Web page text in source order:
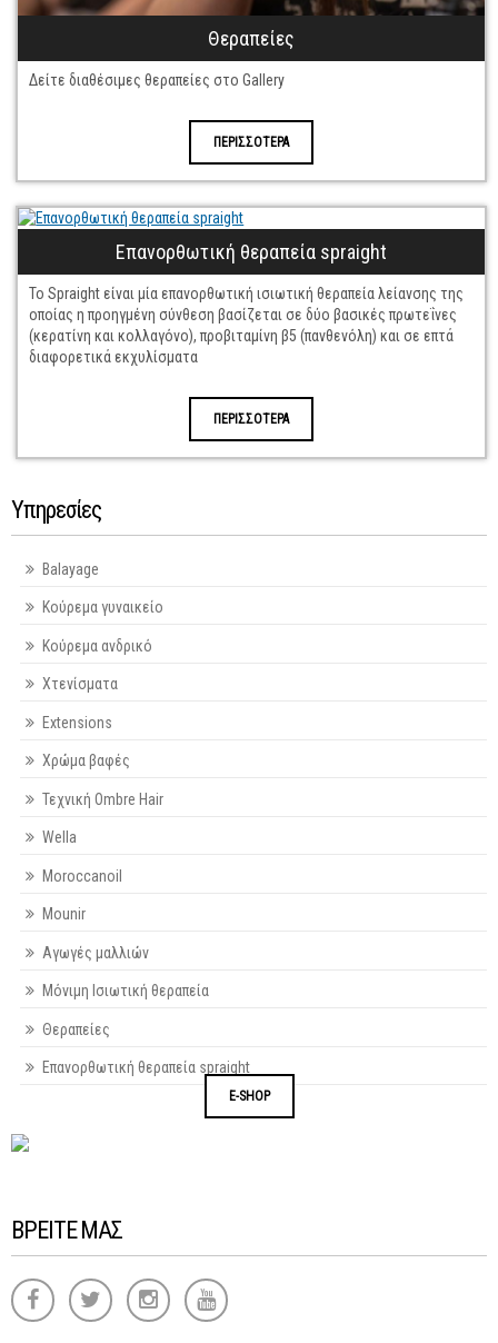
Θεραπείες
Δείτε διαθέσιμες θεραπείες στο Gallery
ΠΕΡΙΣΣΟΤΕΡΑ
Επανορθωτική θεραπεία spraight
Το Spraight είναι μία επανορθωτική ισιωτική θεραπεία λείανσης της
οποίας η προηγμένη σύνθεση βασίζεται σε δύο βασικές πρωτεΐνες
(κερατίνη και κολλαγόνο), προβιταμίνη β5 (πανθενόλη) και σε επτά
διαφορετικά εκχυλίσματα
ΠΕΡΙΣΣΟΤΕΡΑ
Υπηρεσίες
Balayage
Κούρεμα γυναικείο
Κούρεμα ανδρικό
Χτενίσματα
Extensions
Χρώμα βαφές
Τεχνική Ombre Hair
Wella
Moroccanoil
Mounir
Αγωγές μαλλιών
Μόνιμη Ισιωτική θεραπεία
Θεραπείες
Επανορθωτική θεραπεία spraight
E-SHOP
ΒΡΕΙΤΕ ΜΑΣ